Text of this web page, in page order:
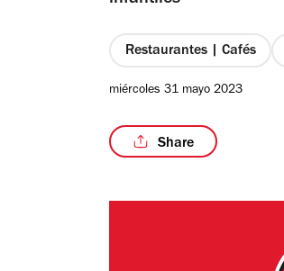
Restaurantes | Cafés
miércoles 31 mayo 2023
Share